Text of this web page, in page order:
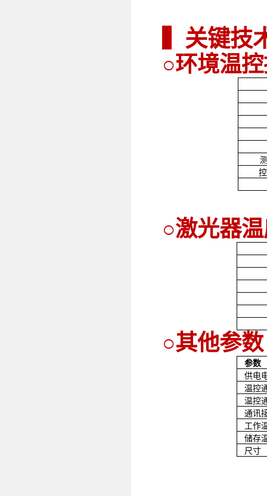
▍关键技
○环境温
○激光器
○其他参数
参数
供电
温控
温
通讯
工作
储存
尺寸